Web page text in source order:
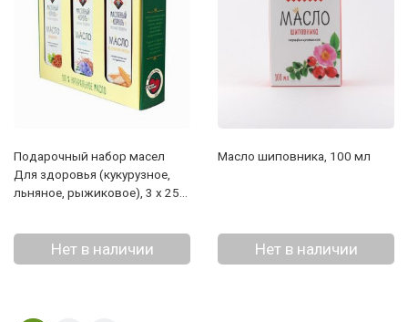
Подарочный набор масел
Для здоровья (кукурузное,
льняное, рыжиковое), 3 х 250
Нет в наличии
Масло шиповника, 100 мл
Нет в наличии